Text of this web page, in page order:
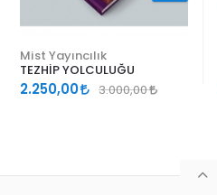
Mist Yayıncılık
TEZHİP YOLCULUĞU
2.250,00 3.000,00